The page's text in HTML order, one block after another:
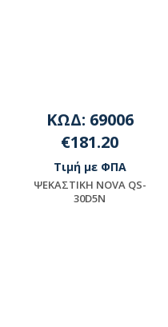
ΚΩΔ: 69006
€181.20
Τιμή με ΦΠΑ
ΨEKAΣTIKH NOVA QS-
30D5N